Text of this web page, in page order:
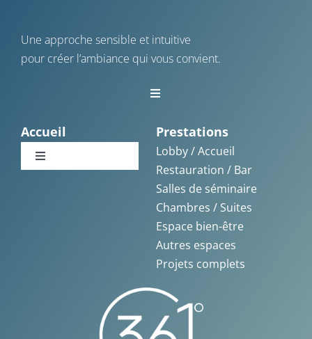
Une approche sensible et intuitive
pour créer l’ambiance qui vous convient.
Toggle
Vannes
La Baule
Accueil
Toggle
Prestations
Lobby / Accueil
Restauration / Bar
Salles de séminaire
Chambres / Suites
Espace bien-être
Autres espaces
Projets complets